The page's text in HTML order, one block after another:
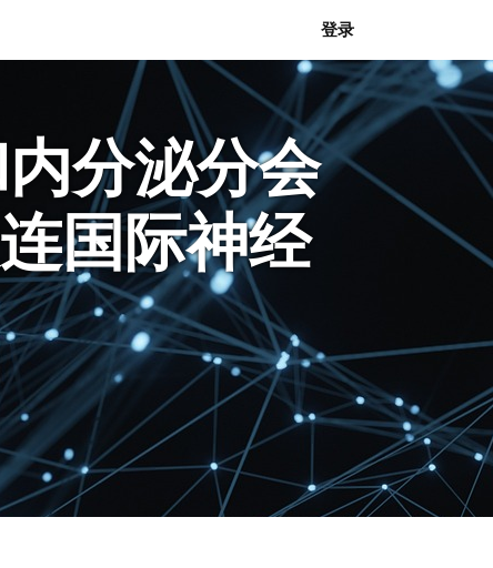
登录
分泌分会
国际神经